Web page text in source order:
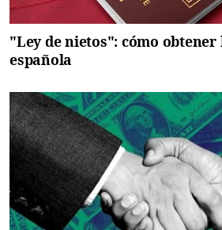
"Ley de nietos": cómo
española